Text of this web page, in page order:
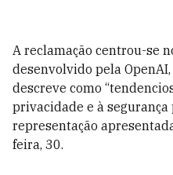
A reclamação centrou-se
desenvolvido pela OpenAI,
descreve como
privacidade e à segurança
representação
feira, 30.